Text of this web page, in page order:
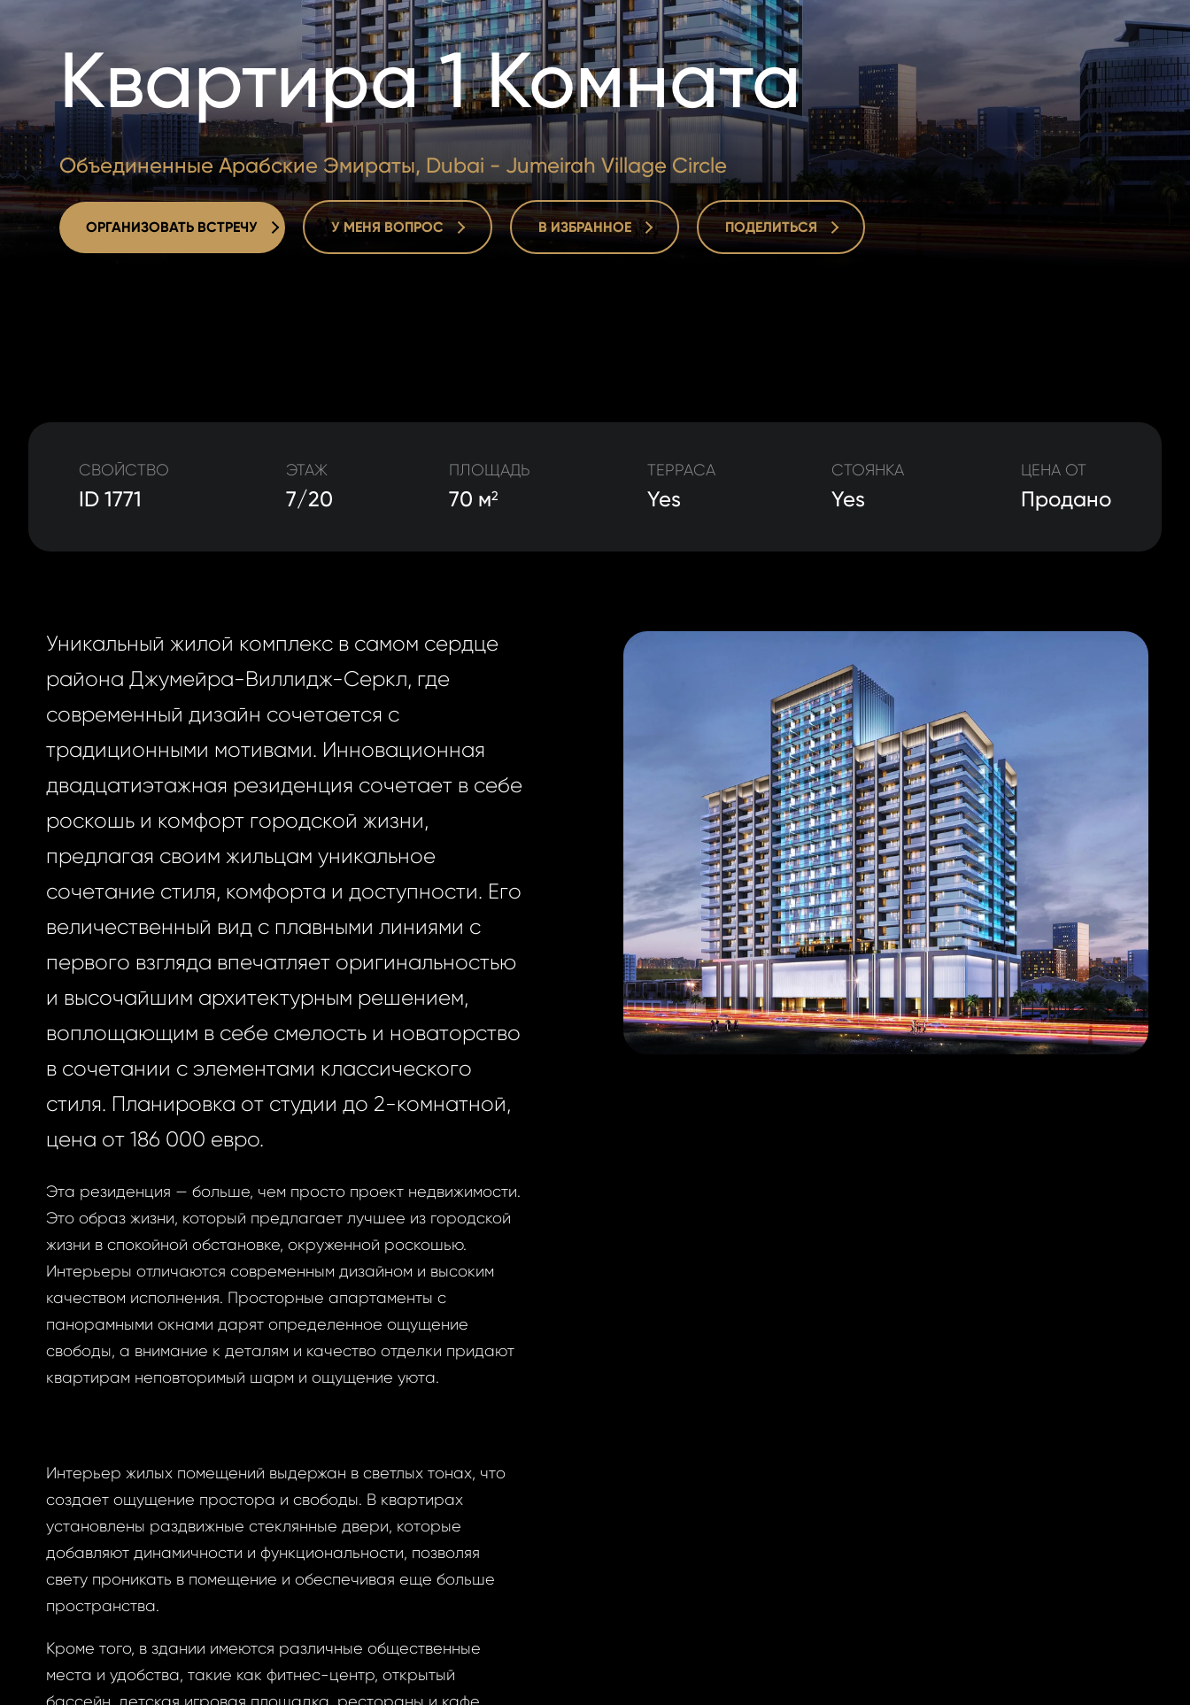
Квартира 1 Комната
Объединенные Арабские Эмираты, Dubai - Jumeirah Village Circle
ОРГАНИЗОВАТЬ ВСТРЕЧУ У МЕНЯ ВОПРОС В ИЗБРАННОЕ ПОДЕЛИТЬСЯ
СВОЙСТВО
ID 1771
ЭТАЖ
7/20
ПЛОЩАДЬ
70 м2
ТЕРРАСА
Yes
СТОЯНКА
Yes
ЦЕНА ОТ
Продано
Уникальный жилой комплекс в самом сердце
района Джумейра-Виллидж-Серкл, где
современный дизайн сочетается с
традиционными мотивами. Инновационная
двадцатиэтажная резиденция сочетает в себе
роскошь и комфорт городской жизни,
предлагая своим жильцам уникальное
сочетание стиля, комфорта и доступности. Его
величественный вид с плавными линиями с
первого взгляда впечатляет оригинальностью
и высочайшим архитектурным решением,
воплощающим в себе смелость и новаторство
в сочетании с элементами классического
стиля. Планировка от студии до 2-комнатной,
цена от 186 000 евро.
Эта резиденция — больше, чем просто проект недвижимости.
Это образ жизни, который предлагает лучшее из городской
жизни в спокойной обстановке, окруженной роскошью.
Интерьеры отличаются современным дизайном и высоким
качеством исполнения. Просторные апартаменты с
панорамными окнами дарят определенное ощущение
свободы, а внимание к деталям и качество отделки придают
квартирам неповторимый шарм и ощущение уюта.
Интерьер жилых помещений выдержан в светлых тонах, что
создает ощущение простора и свободы. В квартирах
установлены раздвижные стеклянные двери, которые
добавляют динамичности и функциональности, позволяя
свету проникать в помещение и обеспечивая еще больше
пространства.
Кроме того, в здании имеются различные общественные
места и удобства, такие как фитнес-центр, открытый
ПОЧТЕ
ссылку на
пароль.